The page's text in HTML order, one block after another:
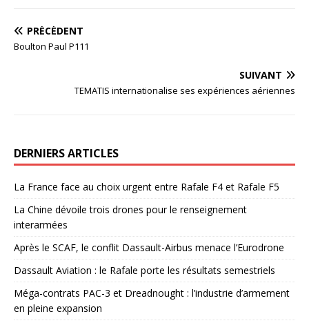
PRÉCÉDENT
Boulton Paul P111
SUIVANT
TEMATIS internationalise ses expériences aériennes
DERNIERS ARTICLES
La France face au choix urgent entre Rafale F4 et Rafale F5
La Chine dévoile trois drones pour le renseignement
interarmées
Après le SCAF, le conflit Dassault-Airbus menace l’Eurodrone
Dassault Aviation : le Rafale porte les résultats semestriels
Méga-contrats PAC-3 et Dreadnought : l’industrie d’armement
en pleine expansion